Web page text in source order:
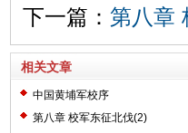
下一篇： 第八章
相关文章
中国黄埔军校序
第八章 校军东征北伐(2)